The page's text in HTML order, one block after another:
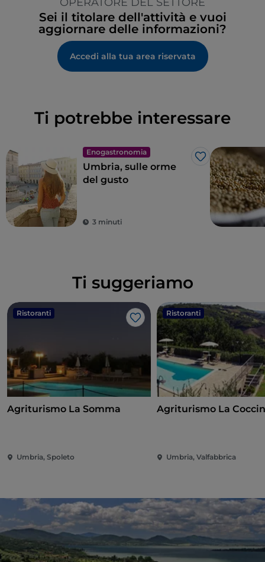
Sei il titolare dell'attività e vuoi
aggiornare delle informazioni?
Accedi alla tua area riservata
Ti potrebbe interessare
Enogastronomia
Like
Umbria, sulle orme
del gusto
3 minuti
Ti suggeriamo
Ristoranti
Like
Agriturismo La Somma
Umbria, Spoleto
Ristoranti
Agriturismo La
Umbria, Valfabbrica